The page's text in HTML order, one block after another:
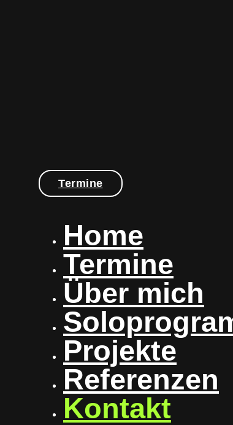
Termine
Home
Termine
Über mich
Projekte
Referenzen
Kontakt